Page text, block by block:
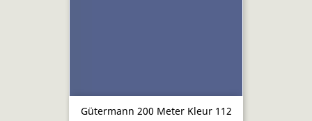
Gütermann 200 Meter Kleur 112